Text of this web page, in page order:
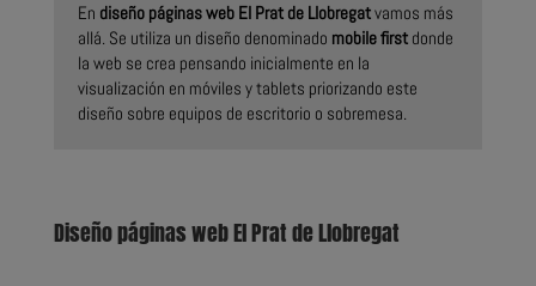
En diseño páginas web El Prat de Llobregatvamos más
allá. Se utiliza un diseño denominado mobile firstdonde
la web se crea pensando inicialmente en la
visualización en móviles y tablets priorizando este
diseño sobre equipos de escritorio o sobremesa.
Diseño páginas web El Prat de Llobregat